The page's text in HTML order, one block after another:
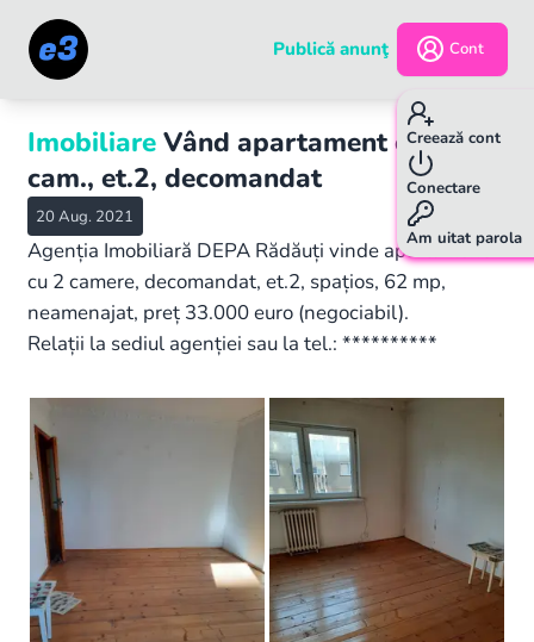
Publică anunţ Cont
Creează cont
Conectare
Am uitat parola
Imobiliare Vând apartament cu 2
cam., et.2, decomandat
20 Aug. 2021
Agenția Imobiliară DEPA Rădăuți vinde apartament
cu 2 camere, decomandat, et.2, spațios, 62 mp,
neamenajat, preț 33.000 euro (negociabil).
Relații la sediul agenției sau la tel.: **********